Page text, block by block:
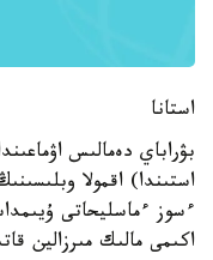
استانا
استىندا) اقمولا
ءسوز ءماسليحاتى
اكىمى مالىك مىرزالين